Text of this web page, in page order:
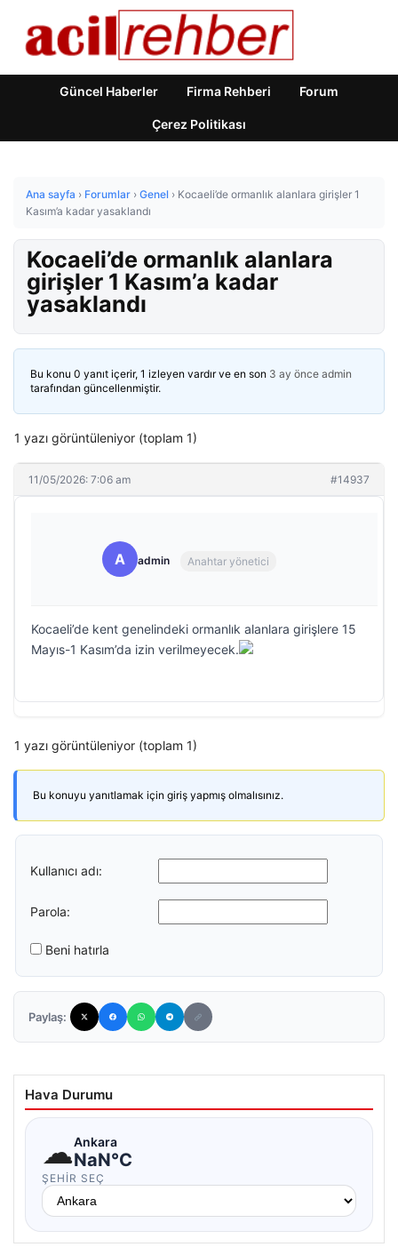
Güncel Haberler Firma Rehberi Forum
Çerez Politikası
Ana sayfa › Forumlar › Genel › Kocaeli’de ormanlık alanlara girişler 1
Kasım’a kadar yasaklandı
Kocaeli’de ormanlık alanlara
girişler 1 Kasım’a kadar
yasaklandı
Bu konu 0 yanıt içerir, 1 izleyen vardır ve en son 3 ay önce admin
tarafından güncellenmiştir.
1 yazı görüntüleniyor (toplam 1)
11/05/2026: 7:06 am #14937
A admin Anahtar yönetici
Kocaeli’de kent genelindeki ormanlık alanlara girişlere 15
Mayıs-1 Kasım’da izin verilmeyecek.
1 yazı görüntüleniyor (toplam 1)
Bu konuyu yanıtlamak için giriş yapmış olmalısınız.
Kullanıcı adı:
Parola:
Beni hatırla
Paylaş:
Hava Durumu
☁Ankara
NaN°C
ŞEHIR SEÇ